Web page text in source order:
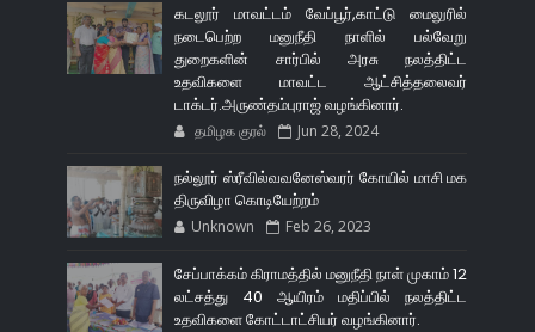
கடலூர் மாவட்டம் வேப்பூர்,காட்டு மைலுரில்
நடைபெற்ற மனுநீதி நாளில் பல்வேறு
துறைகளின் சார்பில் அரசு நலத்திட்ட
உதவிகளை மாவட்ட ஆட்சித்தலைவர்
டாக்டர்.அருண்தம்புராஜ் வழங்கினார்.
தமிழக குரல் Jun 28, 2024
நல்லூர் ஸ்ரீவில்வவனேஸ்வரர் கோயில் மாசி மக
திருவிழா கொடியேற்றம்
Unknown Feb 26, 2023
சேப்பாக்கம் கிராமத்தில் மனுநீதி நாள் முகாம் 12
லட்சத்து 40 ஆயிரம் மதிப்பில் நலத்திட்ட
உதவிகளை கோட்டாட்சியர் வழங்கினார்.